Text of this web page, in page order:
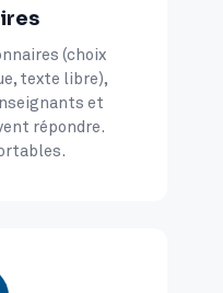
(choix
texte libre),
et
répondre.